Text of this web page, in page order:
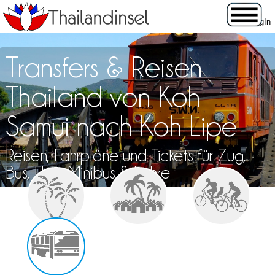
Transfers & Reisen
Thailand von Koh
Samui nach Koh Lipe
Reisen, Fahrpläne und Tickets für Zug,
Bus, Flug, Minibus & Fähre